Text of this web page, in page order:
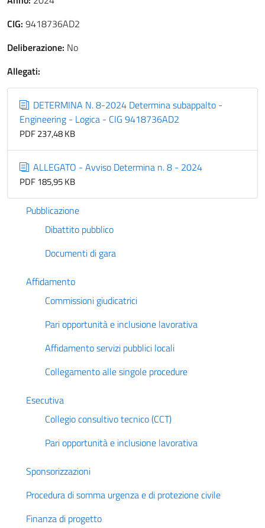
CIG: 9418736AD2
Deliberazione: No
Allegati:
DETERMINA N. 8-2024 Determina subappalto -
Engineering - Logica - CIG 9418736AD2
PDF 237,48 KB
ALLEGATO - Avviso Determina n. 8 - 2024
PDF 185,95 KB
Pubblicazione
Dibattito pubblico
Documenti di gara
Affidamento
Commissioni giudicatrici
Pari opportunità e inclusione lavorativa
Affidamento servizi pubblici locali
Collegamento alle singole procedure
Esecutiva
Collegio consultivo tecnico (CCT)
Pari opportunità e inclusione lavorativa
Sponsorizzazioni
Procedura di somma urgenza e di protezione civile
Finanza di progetto